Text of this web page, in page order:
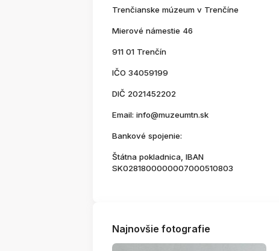
Trenčianske múzeum v Trenčíne
Mierové námestie 46
911 01 Trenčín
IČO 34059199
DIČ 2021452202
Email: info@muzeumtn.sk
Bankové spojenie:
Štátna pokladnica, IBAN
SK0281800000007000510803
Najnovšie fotografie